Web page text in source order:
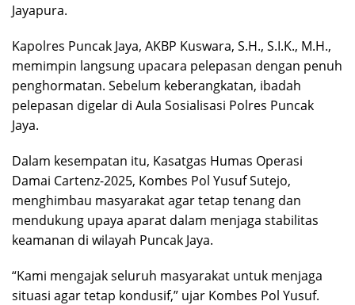
Jayapura.
Kapolres Puncak Jaya, AKBP Kuswara, S.H., S.I.K., M.H.,
memimpin langsung upacara pelepasan dengan penuh
penghormatan. Sebelum keberangkatan, ibadah
pelepasan digelar di Aula Sosialisasi Polres Puncak
Jaya.
Dalam kesempatan itu, Kasatgas Humas Operasi
Damai Cartenz-2025, Kombes Pol Yusuf Sutejo,
menghimbau masyarakat agar tetap tenang dan
mendukung upaya aparat dalam menjaga stabilitas
keamanan di wilayah Puncak Jaya.
“Kami mengajak seluruh masyarakat untuk menjaga
situasi agar tetap kondusif,” ujar Kombes Pol Yusuf.